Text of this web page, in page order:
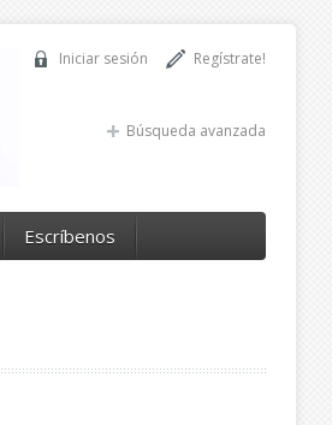
Regístrate!
Iniciar sesión
Búsqueda avanzada
Escríbenos